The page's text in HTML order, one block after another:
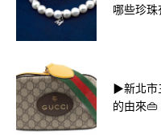
哪些珍珠
▶新北市
的由來👜